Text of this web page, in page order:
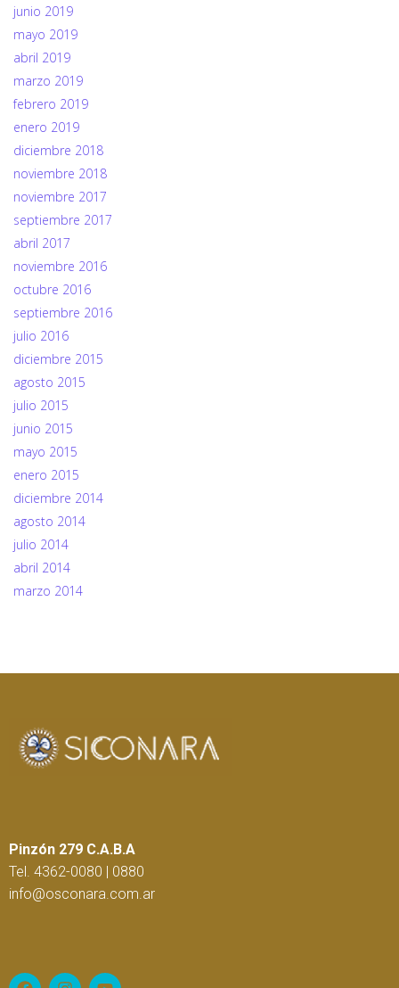
junio 2019
mayo 2019
abril 2019
marzo 2019
febrero 2019
enero 2019
diciembre 2018
noviembre 2018
noviembre 2017
septiembre 2017
abril 2017
noviembre 2016
octubre 2016
septiembre 2016
julio 2016
diciembre 2015
agosto 2015
julio 2015
junio 2015
mayo 2015
enero 2015
diciembre 2014
agosto 2014
julio 2014
abril 2014
marzo 2014
Pinzón 279 C.A.B.A
Tel. 4362-0080 | 0880
info@osconara.com.ar